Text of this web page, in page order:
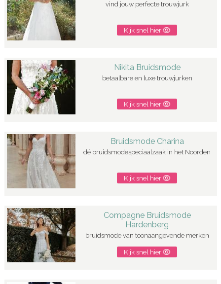
vind jouw perfecte trouwjurk
Kijk snel hier
Nikita Bruidsmode
betaalbare en luxe trouwjurken
Kijk snel hier
Bruidsmode Charina
dé bruidsmodespeciaalzaak in het Noorden
Kijk snel hier
Compagne Bruidsmode
Hardenberg
bruidsmode van toonaangevende merken
Kijk snel hier